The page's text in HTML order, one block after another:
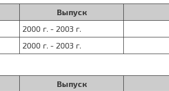
Выпуск
2000 г. - 2003 г.
2000 г. - 2003 г.
Выпуск